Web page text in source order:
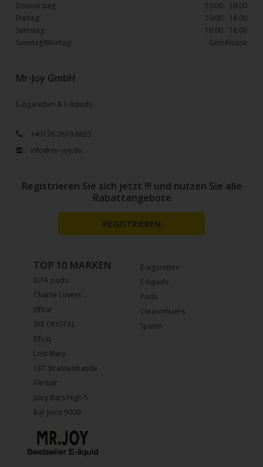
Mr-Joy GmbH
E-zigaretten & E-liquids
+49176 2679 8853
info@mr-joy.de
Donnerstag:
10:00 - 18:00
Freitag:
10:00 - 18:00
Samstag:
10:00 - 18:00
Sonntag/Montag:
Geschlosse
E-zigaretten
E-liquids
Pods
Clearomizers
Spulen
TOP 10 MARKEN
ELFA pods
Charlie Lovers
Elfbar
SKE CRYSTAL
ElfLiq
Lost Mary
187 Strassenbande
Flerbar
Juicy Bars High 5
Bar Juice 5000
Registrieren Sie sich jetzt !!! und nutzen Sie alle
Rabattangebote
REGISTRIEREN